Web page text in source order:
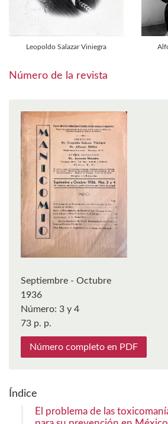
Leopoldo Salazar Viniegra
Número de la revista
Septiembre - Octubre
1936
Número: 3 y 4
73 p.
Número completo en PDF
Índice
El problema de las